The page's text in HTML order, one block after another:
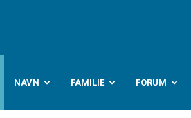
NAVN FAMILIE FORUM